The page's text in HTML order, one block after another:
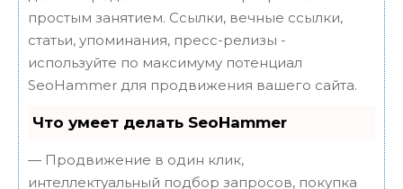
простым занятием. Ссылки, вечные ссылки,
статьи, упоминания, пресс-релизы -
используйте по максимуму потенциал
SeoHammer для продвижения вашего сайта.
Что умеет делать SeoHammer
— Продвижение в один клик,
интеллектуальный подбор запросов, покупка